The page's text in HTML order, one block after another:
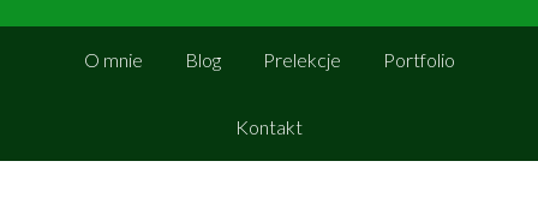
O mnie Blog Prelekcje Portfolio
Kontakt